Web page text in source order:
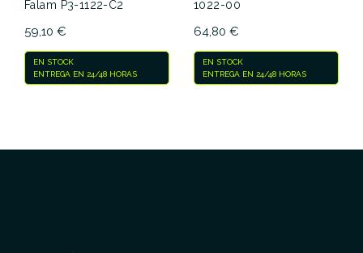
Falam P3-1122-C2
59,10 €
EN STOCK
ENTREGA EN 24/48 HORAS
1022-00
64,80 €
EN STOCK
ENTREGA EN 24/48 HORAS